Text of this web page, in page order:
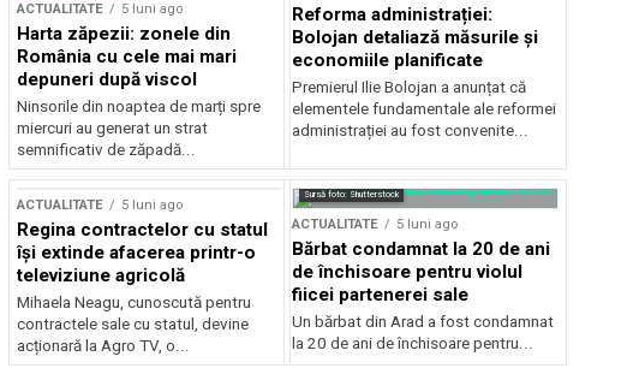
ACTUALITATE 5 luni ago
Harta zăpezii: zonele din
România cu cele mai mari
depuneri după viscol
Ninsorile din noaptea de marți spre
miercuri au generat un strat
semnificativ de zăpadă...
Reforma administrației:
Bolojan detaliază măsurile și
economiile planificate
Premierul Ilie Bolojan a anunțat că
elementele fundamentale ale reformei
administrației au fost convenite...
ACTUALITATE 5 luni ago
Regina contractelor cu statul
își extinde afacerea printr-o
televiziune agricolă
Mihaela Neagu, cunoscută pentru
contractele sale cu statul, devine
acționară la Agro TV, o...
Sursă foto: Shutterstock
ACTUALITATE 5 luni ago
Bărbat condamnat la 20 de ani
de închisoare pentru violul
fiicei partenerei sale
Un bărbat din Arad a fost condamnat
la 20 de ani de închisoare pentru...